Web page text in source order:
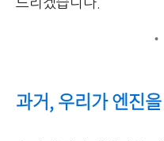
드리겠습니다.
과거, 우리가 엔진